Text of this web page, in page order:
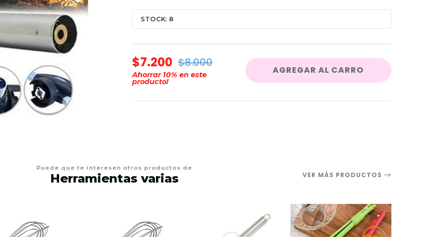
STOCK: 8
$7.200 $8.000
Ahorrar 10% en este
producto!
AGREGAR AL CARRO
Puede que te interesen otros productos de
Herramientas varias VER MÁS PRODUCTOS